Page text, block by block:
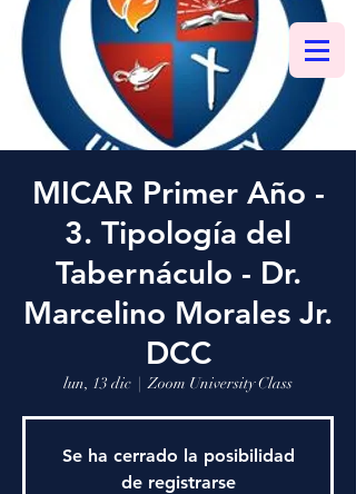
MICAR Primer Año -
3. Tipología del
Tabernáculo - Dr.
Marcelino Morales Jr.
DCC
lun, 13 dic
  |
Zoom University Class
Se ha cerrado la posibilidad
de registrarse